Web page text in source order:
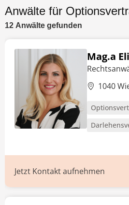
Anwälte für
12 Anwälte gefunden
Mag.a
1040
Jetzt Kontakt aufnehmen